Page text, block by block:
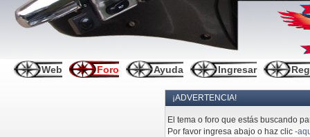
Web Foro Ayuda Ingresar
¡ADVERTENCIA!
El tema o foro que estás buscando
Por favor ingresa abajo o haz clic-